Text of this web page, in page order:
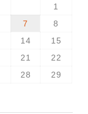
1
7
8
14
15
21
22
28
29